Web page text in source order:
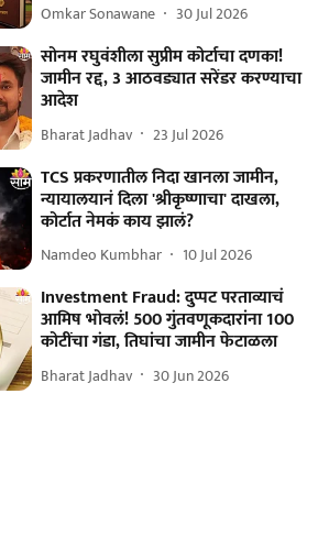
Omkar Sonawane 30 Jul 2026
सोनम रघुवंशीला सुप्रीम कोर्टाचा दणका!
जामीन रद्द, 3 आठवड्यात सरेंडर करण्याचा
आदेश
Bharat Jadhav 23 Jul 2026
TCS प्रकरणातील निदा खानला जामीन,
न्यायालयानं दिला 'श्रीकृष्णाचा' दाखला,
कोर्टात नेमकं काय झालं?
Namdeo Kumbhar 10 Jul 2026
Investment Fraud: दुप्पट परताव्याचं
आमिष भोवलं! 500 गुंतवणूकदारांना 100
कोटींचा गंडा, तिघांचा जामीन फेटाळला
Bharat Jadhav 30 Jun 2026